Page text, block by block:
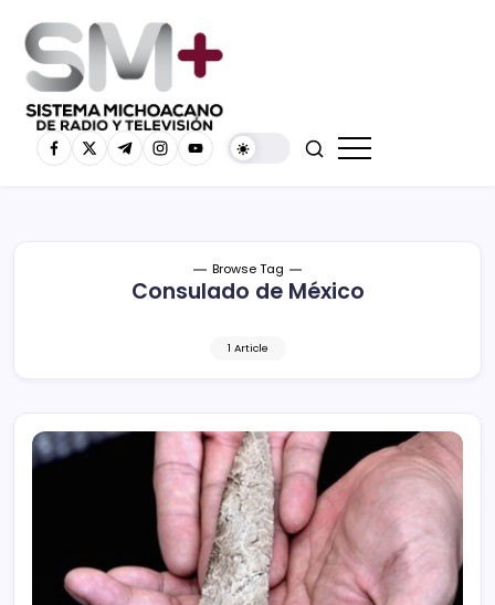
Browse Tag
Consulado de México
1 Article